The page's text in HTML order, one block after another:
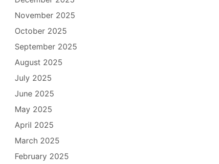
November 2025
October 2025
September 2025
August 2025
July 2025
June 2025
May 2025
April 2025
March 2025
February 2025